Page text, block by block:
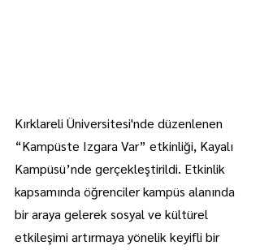
Kırklareli Üniversitesi'nde düzenlenen
“Kampüste Izgara Var” etkinliği, Kayalı
Kampüsü’nde gerçekleştirildi. Etkinlik
kapsamında öğrenciler kampüs alanında
bir araya gelerek sosyal ve kültürel
etkileşimi artırmaya yönelik keyifli bir